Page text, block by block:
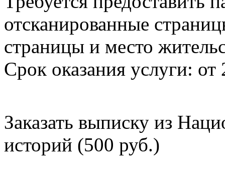
отсканированные
страницы и место
Срок оказания услуги: от
Заказать выписку из
историй (500 руб.)